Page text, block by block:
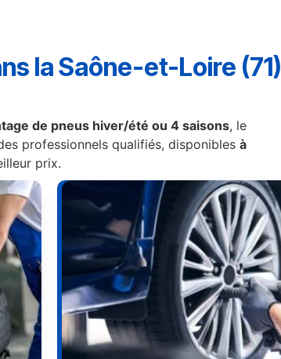
la Saône-et-Loire (71)
de pneus hiver/été ou 4 saisons, le
professionnels qualifiés, disponibles à
prix.